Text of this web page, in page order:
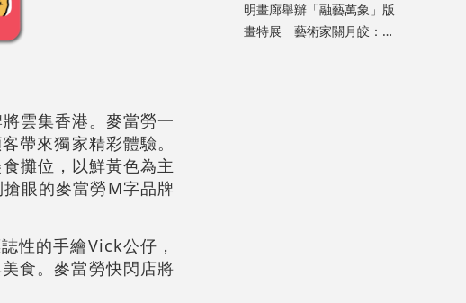
雲集香港。麥當勞一
帶來獨家精彩體驗。
攤位，以鮮黃色為主
眼的麥當勞M字品牌
性的手繪Vick公仔，
食。麥當勞快閃店將
明畫廊舉辦「融藝萬象」版
畫特展 藝術家關月皎：從